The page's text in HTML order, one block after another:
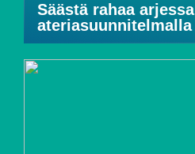
Säästä rahaa arjessa
ateriasuunnitelmalla